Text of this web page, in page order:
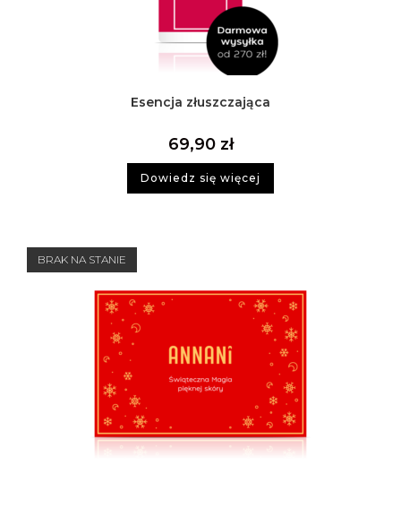
Esencja złuszczająca
69,90 zł
Dowiedz się więcej
BRAK NA STANIE